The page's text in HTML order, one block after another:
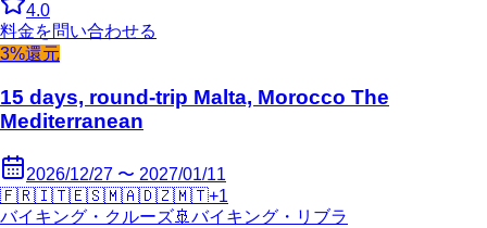
4.0
料金を問い合わせる
3%還元
15 days, round-trip Malta, Morocco The
Mediterranean
2026/12/27 〜 2027/01/11
🇫🇷🇮🇹🇪🇸🇲🇦🇩🇿🇲🇹+1
バイキング・クルーズ🚢 バイキング・リブラ